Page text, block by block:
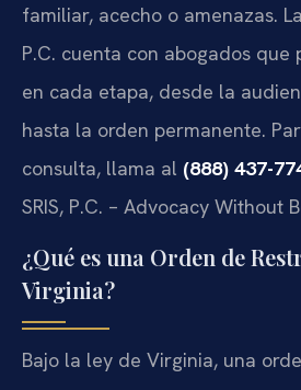
familiar, acecho o amenazas.
P.C. cuenta con abogados
en cada etapa, desde la
hasta la orden permanente.
consulta, llama al (888) 437-
SRIS, P.C. – Advocacy Without
¿Qué es una Orden de
Virginia?
Bajo la ley de Virginia, una